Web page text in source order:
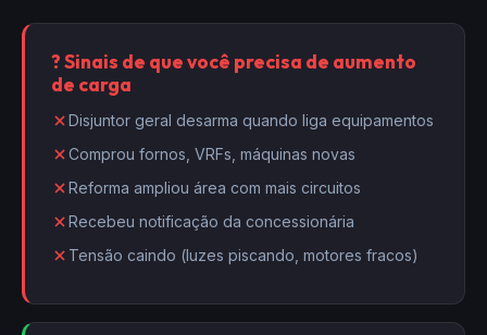
? Sinais de que você precisa de aumento
de carga
Disjuntor geral desarma quando liga equipamentos
Comprou fornos, VRFs, máquinas novas
Reforma ampliou área com mais circuitos
Recebeu notificação da concessionária
Tensão caindo (luzes piscando, motores fracos)